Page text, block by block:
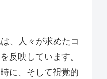
、人々が求めたコ
反映しています。
に、そして視覚的